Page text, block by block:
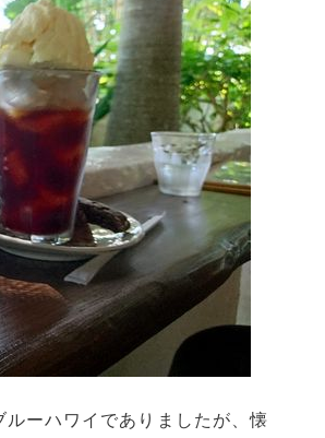
ーハワイでありましたが、懐